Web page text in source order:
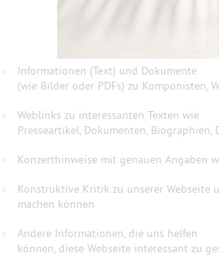
»
Informationen (Text) und Dokumente
(wie Bilder oder PDFs) zu Komponisten,
»
Weblinks zu interessanten Texten wie
Presseartikel, Dokumenten, Biographien,
» Konzerthinweise mit genauen Angaben
»
Konstruktive Kritik zu unserer Webseite
machen können
»
Andere Informationen, die uns helfen
können, diese Webseite interessant zu